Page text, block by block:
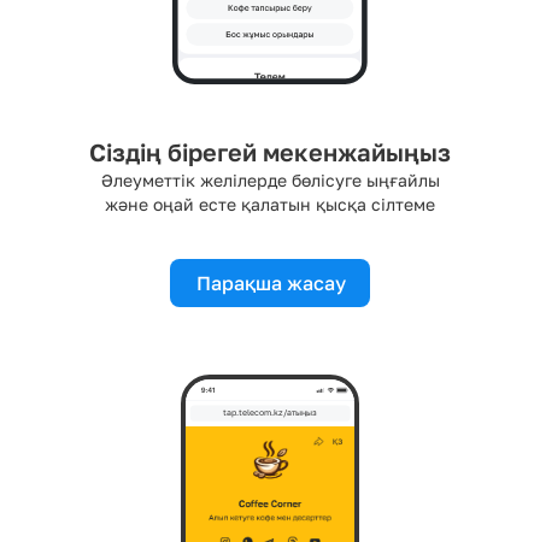
Сіздің бірегей мекенжайыңыз
Әлеуметтік желілерде бөлісуге ыңғайлы
және оңай есте қалатын қысқа сілтеме
Парақша жасау
tap.telecom.kz/атыңыз